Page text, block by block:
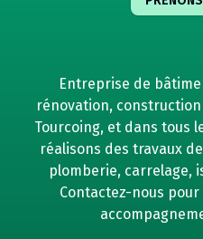
Entreprise de
rénovation,
Tourcoing, et dans tous
réalisons des travaux
plomberie, carrelage,
Contactez-nous